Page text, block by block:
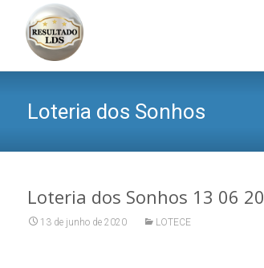
Loteria dos Sonhos
Loteria dos Sonhos 13 06 20
13 de junho de 2020 LOTECE